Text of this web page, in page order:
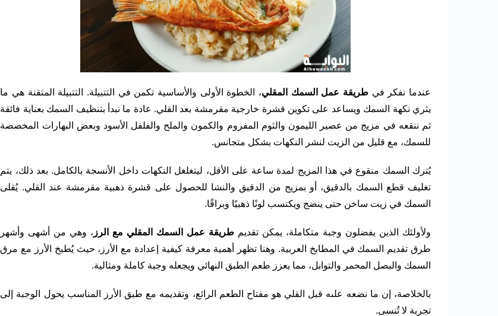
عندما نفكر في طريقة عمل السمك المقلي، الخطوة الأولى والأساسية تكمن في التتبيلة. التتبيلة المتقنة هي ما
يثري نكهة السمك ويساعد على تكوين قشرة خارجية مقرمشة بعد القلي. عادة ما نبدأ بتنظيف السمك بعناية فائقة
ثم ننقعه في مزيج من عصير الليمون والثوم المفروم والكمون والملح والفلفل الأسود وبعض البهارات المخصصة
للسمك، مع قليل من الزيت لنشر النكهات بشكل متجانس.
يُترك السمك منقوع في هذا المزيج لمدة ساعة على الأقل، ليتغلغل النكهات داخل الأنسجة بالكامل. بعد ذلك، يتم
تغليف قطع السمك بالدقيق، أو بمزيج من الدقيق والنشا للحصول على قشرة ذهبية مقرمشة عند القلي. يُقلى
السمك في زيت ساخن حتى ينضج ويكتسب لونًا ذهبيًا وبراقًا.
ولأولئك الذين يفضلون وجبة متكاملة، يمكن تقديم طريقة عمل السمك المقلي مع الرز ، وهي من أشهى وأشهر
طرق تقديم السمك في المطابخ العربية. وهنا تظهر أهمية معرفة كيفية إعدادة مع الأرز، حيث يُطبخ الأرز مع مرق
السمك والبصل المحمر والتوابل، مما يعزز طعم الطبق النهائي ويجعله وجبة كاملة ومثالية.
بالخلاصة، إن ما نضعه علىه قبل القلي هو مفتاح الطعم الرائع، وتقديمه مع طبق الأرز المناسب يحول الوجبة إلى
تجربة لا تُنسى.